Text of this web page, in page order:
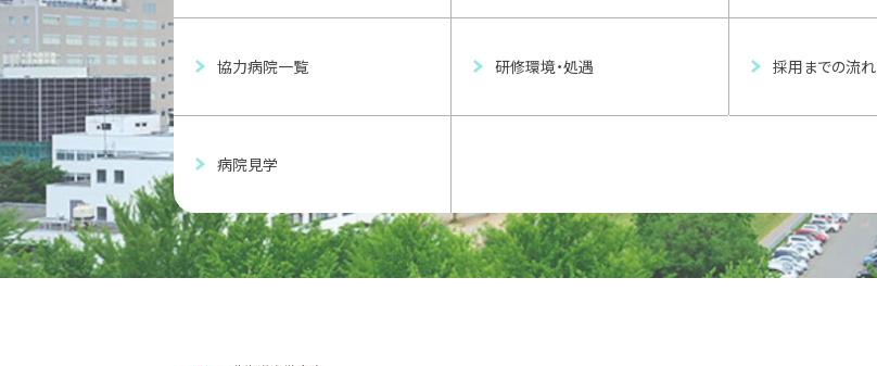
協力病院一覧 研修環境・処遇 採用までの流れ
病院見学